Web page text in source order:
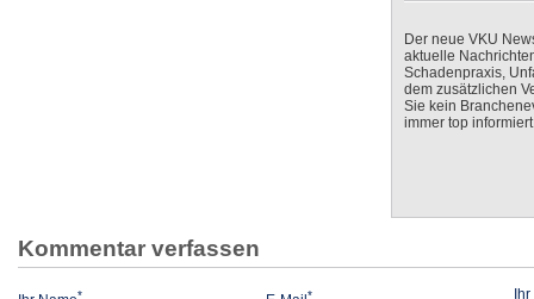
Der neue VKU
aktuelle
Schadenpraxis,
dem zusätzlichen
Sie kein
immer top
Kommentar verfassen
* *